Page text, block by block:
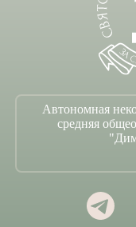
Автономная
средняя